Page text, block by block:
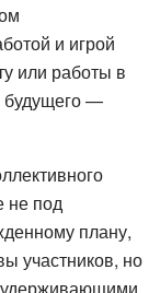
и игрой
или работы в
будущего —
не под
плану,
участников, но
удерживающими